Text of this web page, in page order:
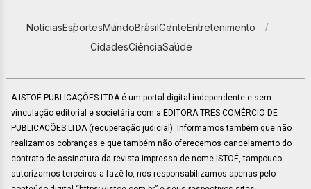
NotíciasEsportesMundoBrasilGenteEntretenimento
CidadesCiênciaSaúde
A ISTOÉ PUBLICAÇÕES LTDA é um portal digital independente e sem
vinculação editorial e societária com a EDITORA TRES COMÉRCIO DE
PUBLICACÕES LTDA (recuperação judicial). Informamos também que não
realizamos cobranças e que também não oferecemos cancelamento do
contrato de assinatura da revista impressa de nome ISTOÉ, tampouco
autorizamos terceiros a fazê-lo, nos responsabilizamos apenas pelo